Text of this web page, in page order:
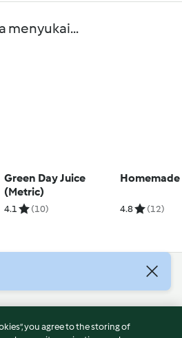
menyukai...
Green Day Juice
(Metric)
4.1 (10)
Homemade
4.8 (12)
you agree to the storing of